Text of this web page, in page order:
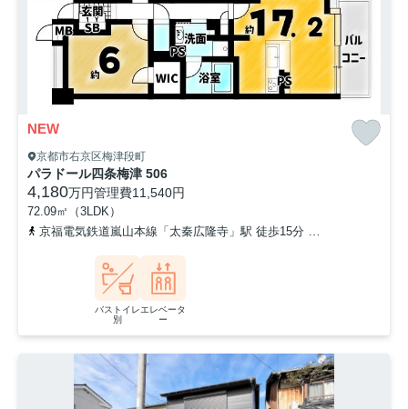
NEW
京都市右京区梅津段町
パラドール四条梅津 506
4,180万円管理費11,540円
72.09㎡（3LDK）
京福電気鉄道嵐山本線「太秦広隆寺」駅 徒歩15分
バストイレ
別
エレベータ
ー